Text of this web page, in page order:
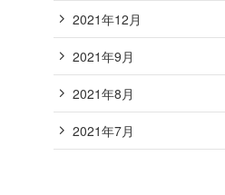
2021年12月
2021年9月
2021年8月
2021年7月